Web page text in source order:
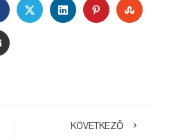
FACEBOOKTWITTERLINKEDIN
A
E-
KÖVETKEZŐ